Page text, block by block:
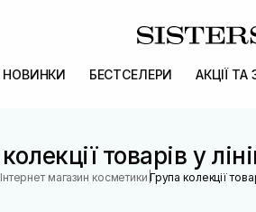
НОВИНКИ БЕСТСЕЛЕРИ АКЦІЇ
товарів у
Інтернет магазин косметики |Група колекції